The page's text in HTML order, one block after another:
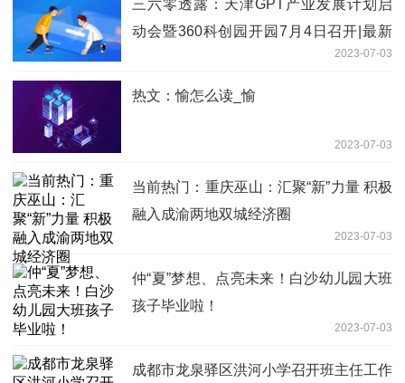
三六零透露：天津GPT产业发展计划启
动会暨360科创园开园7月4日召开|最新
2023-07-03
热文：愉怎么读_愉
2023-07-03
当前热门：重庆巫山：汇聚“新”力量 积极
融入成渝两地双城经济圈
2023-07-03
仲“夏”梦想、点亮未来！白沙幼儿园大班
孩子毕业啦！
2023-07-03
成都市龙泉驿区洪河小学召开班主任工作